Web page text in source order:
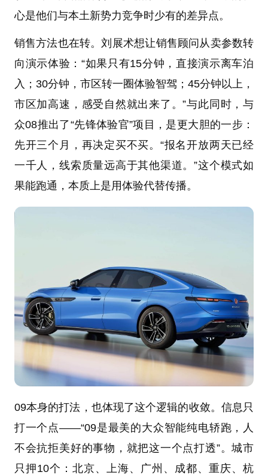
心是他们与本土新势力竞争时少有的差异点。
销售方法也在转。刘展术想让销售顾问从卖参数转
向演示体验：“如果只有15分钟，直接演示离车泊
入；30分钟，市区转一圈体验智驾；45分钟以上，
市区加高速，感受自然就出来了。”与此同时，与
众08推出了“先锋体验官”项目，是更大胆的一步：
先开三个月，再决定买不买。“报名开放两天已经
一千人，线索质量远高于其他渠道。”这个模式如
果能跑通，本质上是用体验代替传播。
09本身的打法，也体现了这个逻辑的收敛。信息只
打一个点——“09是最美的大众智能纯电轿跑，人
不会抗拒美好的事物，就把这一个点打透”。城市
只押10个：北京、上海、广州、成都、重庆、杭